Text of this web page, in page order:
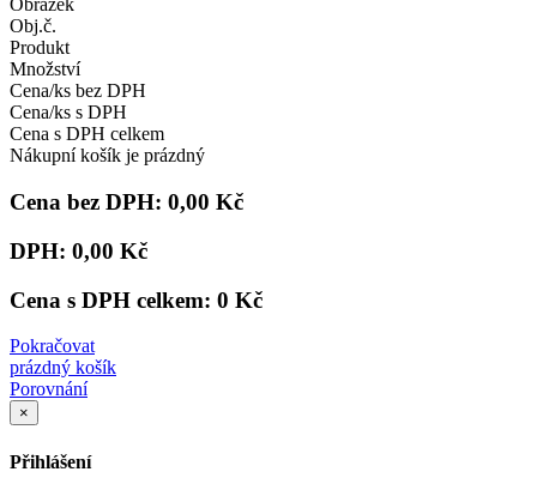
Obrázek
Obj.č.
Produkt
Množství
Cena/ks bez DPH
Cena/ks s DPH
Cena s DPH celkem
Nákupní košík je prázdný
Cena bez DPH: 0,00 Kč
DPH: 0,00 Kč
Cena s DPH celkem: 0 Kč
Pokračovat
prázdný košík
Porovnání
×
Přihlášení